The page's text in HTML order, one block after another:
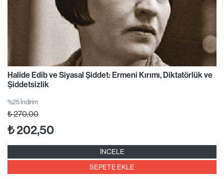
Halide Edib ve Siyasal Şiddet: Ermeni Kırımı, Diktatörlük ve
Şiddetsizlik
%25 İndirim
₺270,00
₺202,50
İNCELE
SEPETE EKLE